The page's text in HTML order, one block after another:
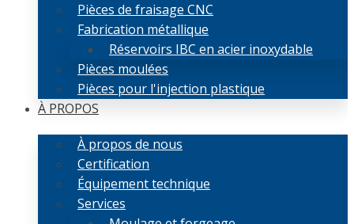
Pièces de fraisage CNC
Fabrication métallique
Réservoirs IBC en acier inoxydable
Pièces moulées
Pièces pour l'injection plastique
À PROPOS
À propos de nous
Certification
Équipement technique
Services